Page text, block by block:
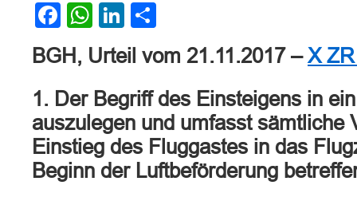
Facebook
WhatsApp
LinkedIn
BGH, Urteil vom 21.11.2017 –X
1. Der Begriff des Einsteigens in
auszulegen und umfasst sämtliche
Einstieg des Fluggastes in das
Beginn der Luftbeförderung